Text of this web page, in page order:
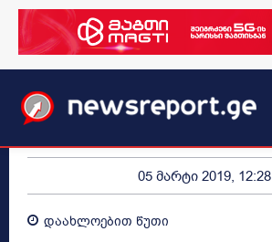
05 მარტი 2019, 12:28
დაახლოებით წუთი